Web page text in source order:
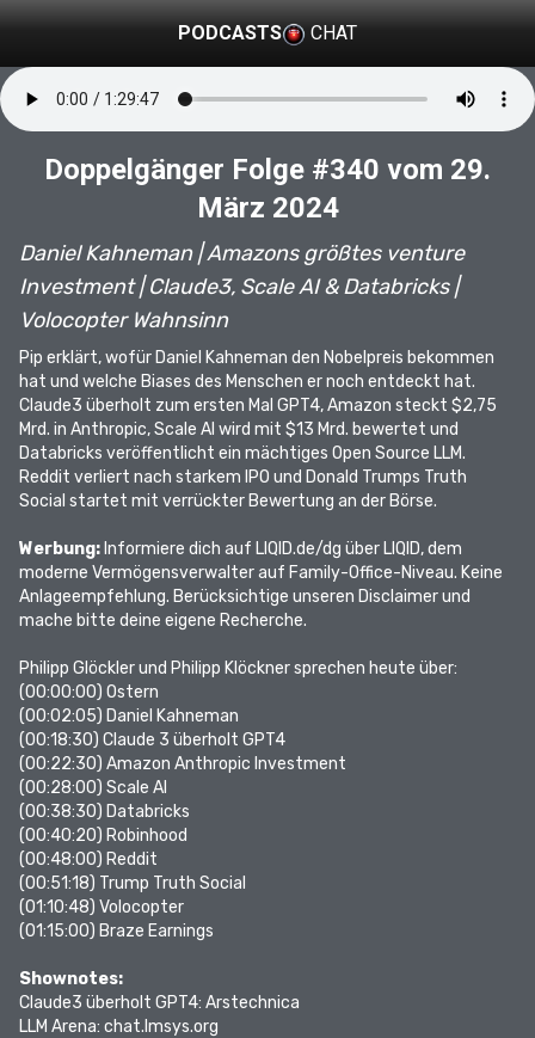
PODCASTS CHAT
Doppelgänger Folge #340 vom 29.
März 2024
Daniel Kahneman | Amazons größtes venture
Investment | Claude3, Scale AI & Databricks |
Volocopter Wahnsinn
Pip erklärt, wofür Daniel Kahneman den Nobelpreis bekommen
hat und welche Biases des Menschen er noch entdeckt hat.
Claude3 überholt zum ersten Mal GPT4, Amazon steckt $2,75
Mrd. in Anthropic, Scale AI wird mit $13 Mrd. bewertet und
Databricks veröffentlicht ein mächtiges Open Source LLM.
Reddit verliert nach starkem IPO und Donald Trumps Truth
Social startet mit verrückter Bewertung an der Börse.
Werbung: Informiere dich auf LIQID.de/dg über LIQID, dem
moderne Vermögensverwalter auf Family-Office-Niveau. Keine
Anlageempfehlung. Berücksichtige unseren Disclaimer und
mache bitte deine eigene Recherche.
Philipp Glöckler und Philipp Klöckner sprechen heute über:
(00:00:00) Ostern
(00:02:05) Daniel Kahneman
(00:18:30) Claude 3 überholt GPT4
(00:22:30) Amazon Anthropic Investment
(00:28:00) Scale AI
(00:38:30) Databricks
(00:40:20) Robinhood
(00:48:00) Reddit
(00:51:18) Trump Truth Social
(01:10:48) Volocopter
(01:15:00) Braze Earnings
Shownotes:
Claude3 überholt GPT4: Arstechnica
LLM Arena: chat.lmsys.org